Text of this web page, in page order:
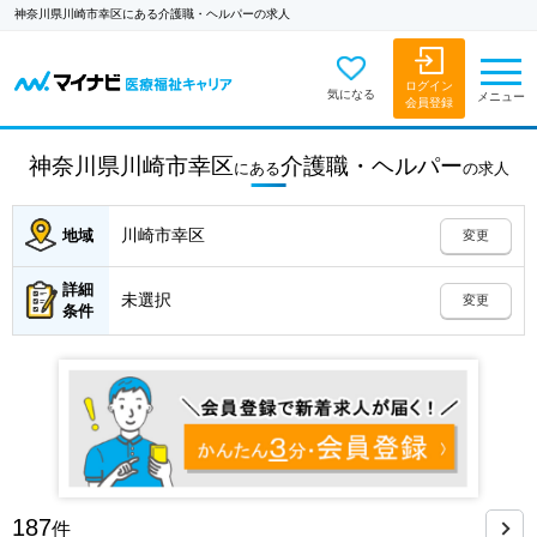
神奈川県川崎市幸区にある介護職・ヘルパーの求人
気になる
ログイン
会員登録
メニュー
神奈川県川崎市幸区にある介護職・ヘルパーの求人
地域 川崎市幸区 変更
詳細
条件
未選択 変更
187件